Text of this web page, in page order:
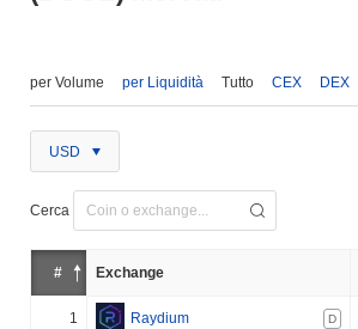
per Volume per Liquidità Tutto CEX DEX
USD
Cerca
# Exchange
1 Raydium D